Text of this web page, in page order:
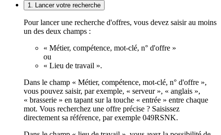
1. Lancer votre recherche
Pour lancer une recherche d'offres, vous devez saisir au moins
un des deux champs :
« Métier, compétence, mot-clé, n° d'offre »
ou
« Lieu de travail ».
Dans le champ « Métier, compétence, mot-clé, n° d'offre »,
vous pouvez saisir, par exemple, « serveur », « anglais »,
« brasserie » en tapant sur la touche « entrée » entre chaque
mot. Vous recherchez une offre précise ? Saisissez
directement sa référence, par exemple 049RSNK.